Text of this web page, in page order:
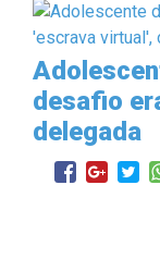
desafio
delegada